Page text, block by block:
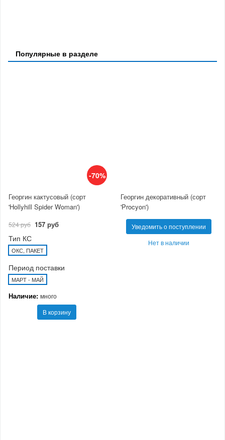
Популярные в разделе
-70%
Георгин кактусовый (сорт
'Hollyhill Spider Woman')
524 руб 157 руб
Тип КС
ОКС, ПАКЕТ
Период поставки
МАРТ - МАЙ
Наличие: много
В корзину
Георгин декоративный (сорт
'Procyon')
Уведомить о поступлении
Нет в наличии